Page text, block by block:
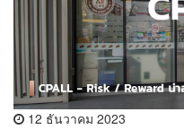
12 ธันวาคม 2023